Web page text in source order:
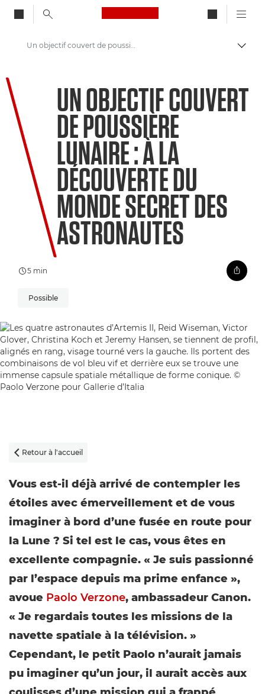
Canon Logo, back to
Bienvenue dans VIEW
Un objectif couvert de poussière lunaire : à la découverte du monde secret des astronautes
UN OBJECTIF COUVERT
DE POUSSIÈRE
LUNAIRE : À LA
DÉCOUVERTE DU
MONDE SECRET DES
ASTRONAUTES
5 min
Possible
 Retour à l'accueil
Vous est-il déjà arrivé de contempler les
étoiles avec émerveillement et de vous
imaginer à bord d’une fusée en route pour
la Lune ? Si tel est le cas, vous êtes en
excellente compagnie. « Je suis passionné
par l’espace depuis ma prime enfance »,
avoue Paolo Verzone, ambassadeur Canon.
« Je regardais toutes les missions de la
navette spatiale à la télévision. »
Cependant, le petit Paolo n’aurait jamais
pu imaginer qu’un jour, il aurait accès aux